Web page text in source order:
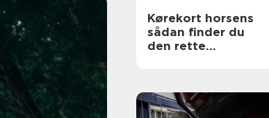
Kørekort horsens
sådan finder du
den rette